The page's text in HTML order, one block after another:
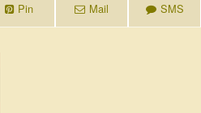
Pin Mail SMS